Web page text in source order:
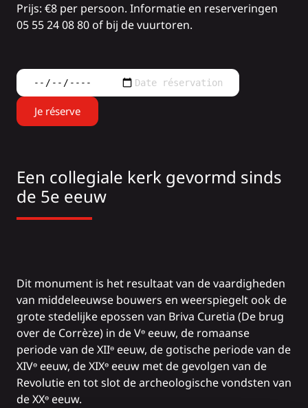
Prijs: €8 per persoon. Informatie en reserveringen
05 55 24 08 80 of bij de vuurtoren.
Je réserve
Een collegiale kerk gevormd sinds
de 5e eeuw
Dit monument is het resultaat van de vaardigheden
van middeleeuwse bouwers en weerspiegelt ook de
grote stedelijke epossen van Briva Curetia (De brug
over de Corrèze) in de Vᶱ eeuw, de romaanse
periode van de XIIᶱ eeuw, de gotische periode van de
XIVᶱ eeuw, de XIXᶱ eeuw met de gevolgen van de
Revolutie en tot slot de archeologische vondsten van
de XXᶱ eeuw.